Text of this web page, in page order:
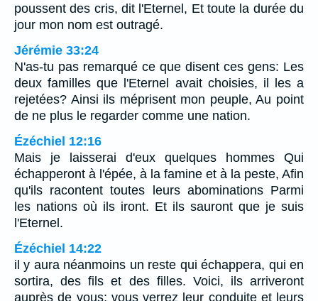
poussent des cris, dit l'Eternel, Et toute la durée du
jour mon nom est outragé.
Jérémie 33:24
N'as-tu pas remarqué ce que disent ces gens: Les
deux familles que l'Eternel avait choisies, il les a
rejetées? Ainsi ils méprisent mon peuple, Au point
de ne plus le regarder comme une nation.
Ézéchiel 12:16
Mais je laisserai d'eux quelques hommes Qui
échapperont à l'épée, à la famine et à la peste, Afin
qu'ils racontent toutes leurs abominations Parmi
les nations où ils iront. Et ils sauront que je suis
l'Eternel.
Ézéchiel 14:22
il y aura néanmoins un reste qui échappera, qui en
sortira, des fils et des filles. Voici, ils arriveront
auprès de vous; vous verrez leur conduite et leurs